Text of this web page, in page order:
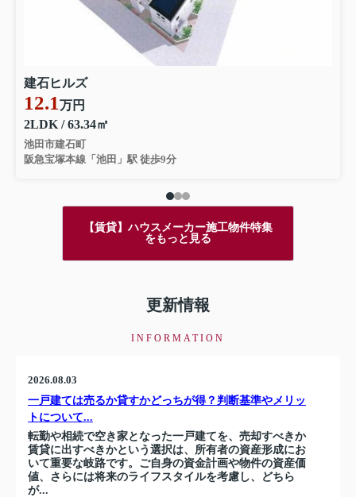
建石ヒルズ
12.1万円
2LDK / 63.34㎡
池田市建石町
阪急宝塚本線「池田」駅 徒歩9分
【賃貸】ハウスメーカー施工物件特集
をもっと見る
更新情報
INFORMATION
2026.08.03
一戸建ては売るか貸すかどっちが得？判断基準やメリッ
トについて...
転勤や相続で空き家となった一戸建てを、売却すべきか
賃貸に出すべきかという選択は、所有者の資産形成にお
いて重要な岐路です。ご自身の資金計画や物件の資産価
値、さらには将来のライフスタイルを考慮し、どちら
が...